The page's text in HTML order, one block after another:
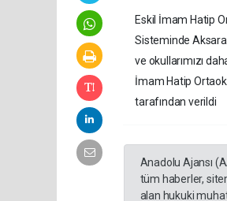
Eskil İmam Hatip
Sisteminde
ve okullarımızı
İmam Hatip
tarafından verildi
Anadolu Ajansı
tüm haberler,
alan hukuki